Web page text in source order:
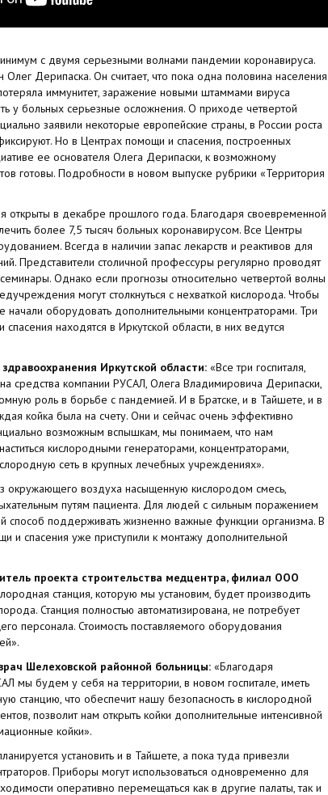
с двумя серьезными волнами пандемии коронавируса.
Дерипаска. Он считает, что пока одна половина населения
иммунитет, заражение новыми штаммами вируса
у больных серьезные осложнения. О приходе четвертой
заявили некоторые европейские страны, в России роста
Но в Центрах помощи и спасения, построенных
ее основателя Олега Дерипаски, к возможному
готовы. Подробности в новом выпуске рубрики «Территория
открыты в декабре прошлого года. Благодаря своевременной
более 7,5 тысяч больных коронавирусом. Все Центры
Всегда в наличии запас лекарств и реактивов для
Представители столичной профессуры регулярно проводят
Однако если прогнозы относительно четвертой волны
могут столкнуться с нехваткой кислорода. Чтобы
начали оборудовать дополнительными концентраторами. Три
находятся в Иркутской области, в них ведутся
Иркутской области: «Все три госпиталя,
средства компании РУСАЛ, Олега Владимировича Дерипаски,
роль в борьбе с пандемией. И в Братске, и в Тайшете, и в
койка была на счету. Они и сейчас очень эффективно
возможным вспышкам, мы понимаем, что нам
кислородными генераторами, концентраторами,
сеть в крупных лечебных учреждениях».
окружающего воздуха насыщенную кислородом смесь,
путям пациента. Для людей с сильным поражением
способ поддерживать жизненно важные функции организма. В
и спасения уже приступили к монтажу дополнительной
проекта строительства медцентра, филиал ООО
станция, которую мы установим, будет производить
Станция полностью автоматизирована, не потребует
персонала. Стоимость поставляемого оборудования
Шелеховской районной больницы: «Благодаря
мы будем у себя на территории, в новом госпитале, иметь
станцию, что обеспечит нашу безопасность в кислородной
позволит нам открыть койки дополнительные интенсивной
койки».
установить и в Тайшете, а пока туда привезли
Приборы могут использоваться одновременно для
оперативно перемещаться как в другие палаты, так и